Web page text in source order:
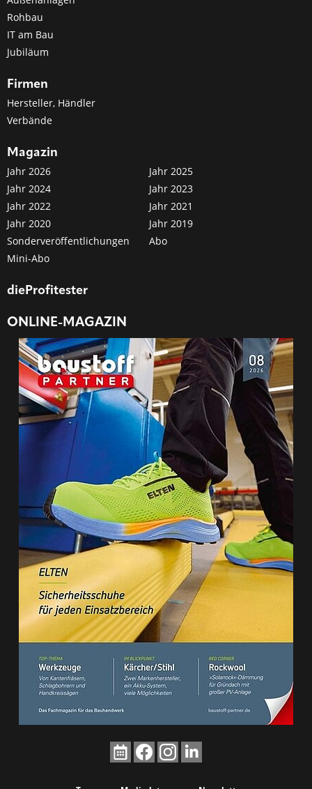
Rohbau
IT am Bau
Jubiläum
Firmen
Hersteller, Händler
Verbände
Magazin
Jahr 2026
Jahr 2025
Jahr 2024
Jahr 2023
Jahr 2022
Jahr 2021
Jahr 2020
Jahr 2019
Sonderveröffentlichungen
Abo
Mini-Abo
dieProfitester
ONLINE-MAGAZIN